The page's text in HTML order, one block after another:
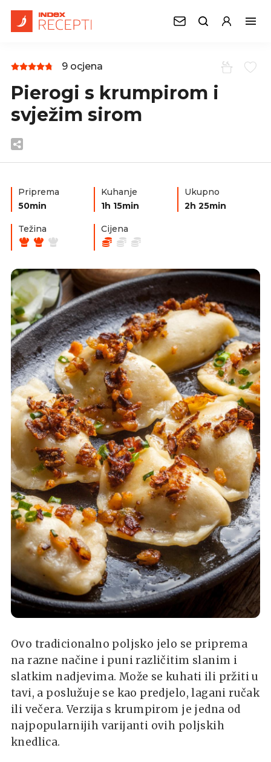
9 ocjena
Pierogi s krumpirom i
svježim sirom
Priprema
50min
Kuhanje
1h 15min
Ukupno
2h 25min
Težina Cijena
Ovo tradicionalno poljsko jelo se priprema
na razne načine i puni različitim slanim i
slatkim nadjevima. Može se kuhati ili pržiti u
tavi, a poslužuje se kao predjelo, lagani ručak
ili večera. Verzija s krumpirom je jedna od
najpopularnijih varijanti ovih poljskih
knedlica.